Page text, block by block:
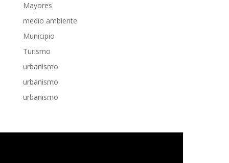
Mayores
medio ambiente
Municipio
Turismo
urbanismo
urbanismo
urbanismo